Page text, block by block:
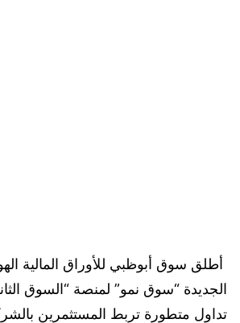
أطلق سوق أبوظبي للأوراق المالية
الجديدة “سوق نمو” لمنصة “السوق
تداول متطورة تربط المستثمرين